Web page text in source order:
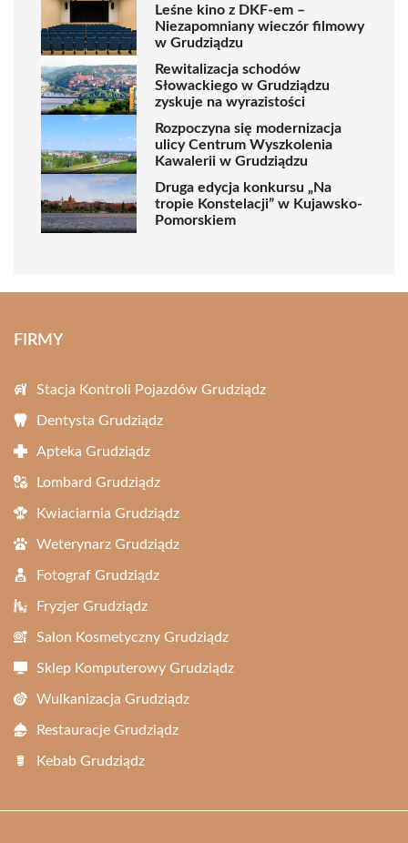
Leśne kino z DKF-em –
Niezapomniany wieczór filmowy
w Grudziądzu
Rewitalizacja schodów
Słowackiego w Grudziądzu
zyskuje na wyrazistości
Rozpoczyna się modernizacja
ulicy Centrum Wyszkolenia
Kawalerii w Grudziądzu
Druga edycja konkursu „Na
tropie Konstelacji” w Kujawsko-
Pomorskiem
FIRMY
Stacja Kontroli Pojazdów Grudziądz
Dentysta Grudziądz
Apteka Grudziądz
Lombard Grudziądz
Kwiaciarnia Grudziądz
Weterynarz Grudziądz
Fotograf Grudziądz
Fryzjer Grudziądz
Salon Kosmetyczny Grudziądz
Sklep Komputerowy Grudziądz
Wulkanizacja Grudziądz
Restauracje Grudziądz
Kebab Grudziądz